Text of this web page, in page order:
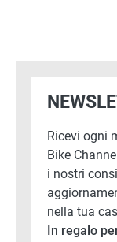
Ricevi ogni
Bike
i nostri
nella tua
In regalo